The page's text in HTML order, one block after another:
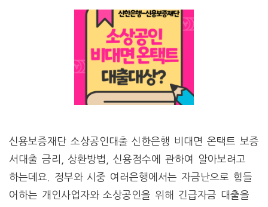
신용보증재단 소상공인대출 신한은행 비대면 온택트 보증
서대출 금리, 상환방법, 신용점수에 관하여 알아보려고
하는데요. 정부와 시중 여러은행에서는 자금난으로 힘들
어하는 개인사업자와 소상공인을 위해 긴급자금 대출을